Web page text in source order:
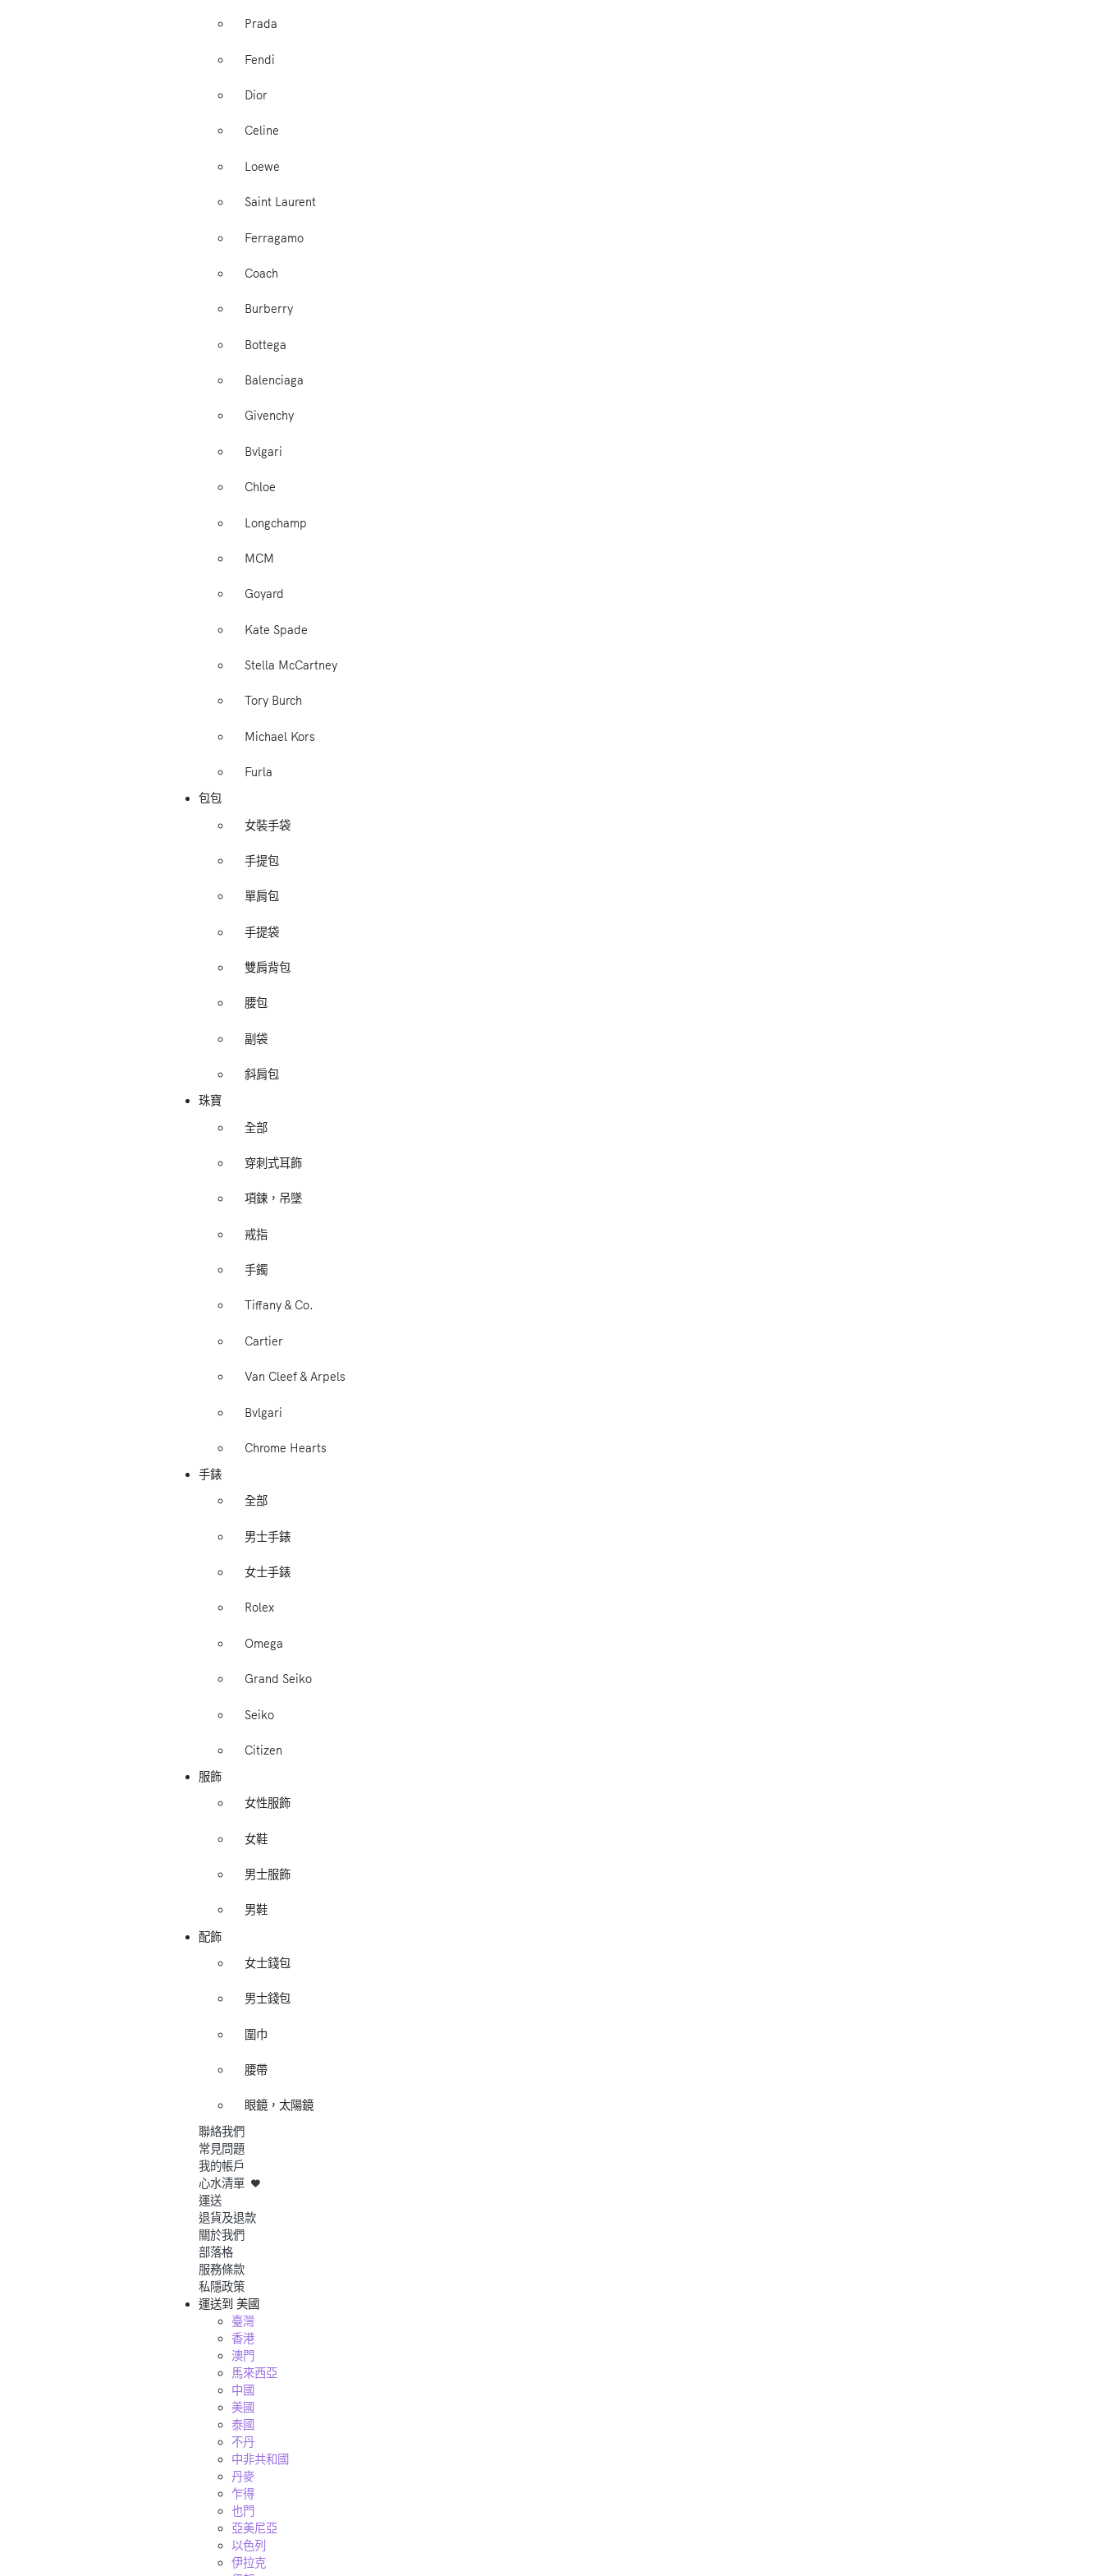
Prada
Fendi
Dior
Celine
Loewe
Saint Laurent
Ferragamo
Coach
Burberry
Bottega
Balenciaga
Givenchy
Bvlgari
Chloe
Longchamp
MCM
Goyard
Kate Spade
Stella McCartney
Tory Burch
Michael Kors
Furla
包包
女裝手袋
手提包
單肩包
手提袋
雙肩背包
腰包
副袋
斜肩包
珠寶
全部
穿刺式耳飾
項鍊，吊墜
戒指
手鐲
Tiffany & Co.
Cartier
Van Cleef & Arpels
Bvlgari
Chrome Hearts
手錶
全部
男士手錶
女士手錶
Rolex
Omega
Grand Seiko
Seiko
Citizen
服飾
女性服飾
女鞋
男士服飾
男鞋
配飾
女士錢包
男士錢包
圍巾
腰帶
眼鏡，太陽鏡
聯絡我們
常見問題
我的帳戶
心水清單
運送
退貨及退款
關於我們
部落格
服務條款
私隱政策
運送到 美國
臺灣
香港
澳門
馬來西亞
中國
美國
泰國
不丹
中非共和國
丹麥
乍得
也門
亞美尼亞
以色列
伊拉克